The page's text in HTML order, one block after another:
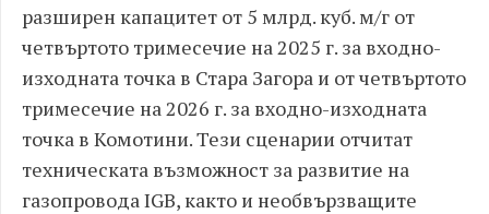
разширен капацитет от 5 млрд. куб. м/г от
четвъртото тримесечие на 2025 г. за входно-
изходната точка в Стара Загора и от четвъртото
тримесечие на 2026 г. за входно-изходната
точка в Комотини. Тези сценарии отчитат
техническата възможност за развитие на
газопровода IGB, както и необвързващите